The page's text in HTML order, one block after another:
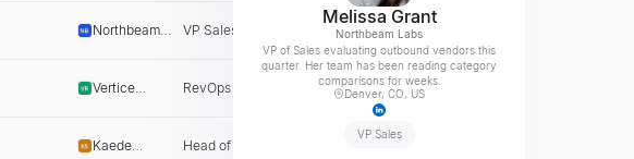
Northbeam
VP Sales Vérifier US
Vertice
RevOps Lead Vérifier ES
Kaede
Head of Growth
Melissa Grant
Northbeam Labs
VP of Sales evaluating outbound vendors this
quarter. Her team has been reading category
comparisons for weeks.
Denver, CO, US
VP Sales